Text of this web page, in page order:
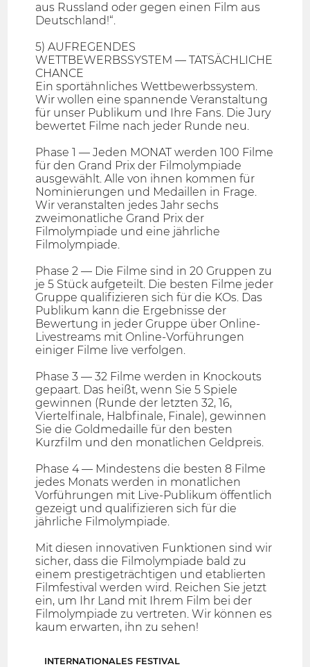
aus Russland oder gegen einen Film aus
Deutschland!“.
5) AUFREGENDES
WETTBEWERBSSYSTEM — TATSÄCHLICHE
CHANCE
Ein sportähnliches Wettbewerbssystem.
Wir wollen eine spannende Veranstaltung
für unser Publikum und Ihre Fans. Die Jury
bewertet Filme nach jeder Runde neu.
Phase 1 — Jeden MONAT werden 100 Filme
für den Grand Prix der Filmolympiade
ausgewählt. Alle von ihnen kommen für
Nominierungen und Medaillen in Frage.
Wir veranstalten jedes Jahr sechs
zweimonatliche Grand Prix der
Filmolympiade und eine jährliche
Filmolympiade.
Phase 2 — Die Filme sind in 20 Gruppen zu
je 5 Stück aufgeteilt. Die besten Filme jeder
Gruppe qualifizieren sich für die KOs. Das
Publikum kann die Ergebnisse der
Bewertung in jeder Gruppe über Online-
Livestreams mit Online-Vorführungen
einiger Filme live verfolgen.
Phase 3 — 32 Filme werden in Knockouts
gepaart. Das heißt, wenn Sie 5 Spiele
gewinnen (Runde der letzten 32, 16,
Viertelfinale, Halbfinale, Finale), gewinnen
Sie die Goldmedaille für den besten
Kurzfilm und den monatlichen Geldpreis.
Phase 4 — Mindestens die besten 8 Filme
jedes Monats werden in monatlichen
Vorführungen mit Live-Publikum öffentlich
gezeigt und qualifizieren sich für die
jährliche Filmolympiade.
Mit diesen innovativen Funktionen sind wir
sicher, dass die Filmolympiade bald zu
einem prestigeträchtigen und etablierten
Filmfestival werden wird. Reichen Sie jetzt
ein, um Ihr Land mit Ihrem Film bei der
Filmolympiade zu vertreten. Wir können es
kaum erwarten, ihn zu sehen!
INTERNATIONALES FESTIVAL